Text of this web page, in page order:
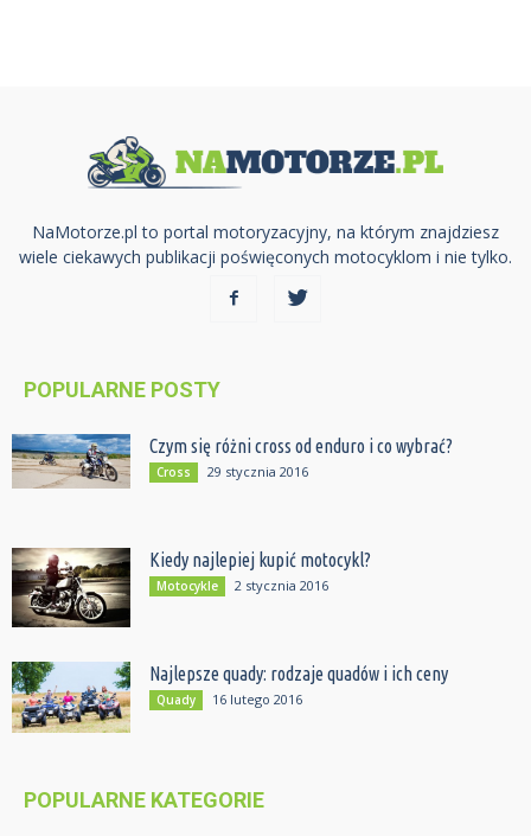
NaMotorze.pl to portal motoryzacyjny, na którym znajdziesz
wiele ciekawych publikacji poświęconych motocyklom i nie tylko.
POPULARNE POSTY
Czym się różni cross od enduro i co wybrać?
Cross 29 stycznia 2016
Kiedy najlepiej kupić motocykl?
Motocykle 2 stycznia 2016
Najlepsze quady: rodzaje quadów i ich ceny
Quady 16 lutego 2016
POPULARNE KATEGORIE